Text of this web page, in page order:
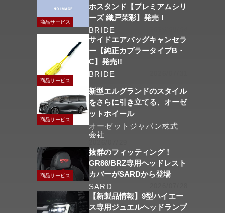
商品サービス
ホスタンド【プレミアムシリ
ーズ 織戸茉彩】発売！
BRIDE
商品サービス
サイドエアバッグキャンセラ
ー【純正カプラータイプB・
C】発売!!
BRIDE
商品サービス
新型エルグランドのスタイル
をさらに引き立てる、オーゼ
ットホイール
オーゼットジャパン株式
会社
商品サービス
抜群のフィッティング！
GR86/BRZ専用ヘッドレスト
カバーがSARDから登場
SARD
【新製品情報】9型ハイエー
ス専用ジュエルヘッドランプ